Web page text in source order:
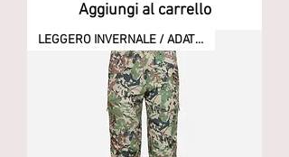
Aggiungi al carrello
LEGGERO INVERNALE / ADATTO A ATTIVITÀ INTENSIVE